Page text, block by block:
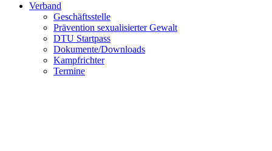
Verband
Geschäftsstelle
Prävention sexualisierter Gewalt
DTU Startpass
Dokumente/Downloads
Kampfrichter
Termine